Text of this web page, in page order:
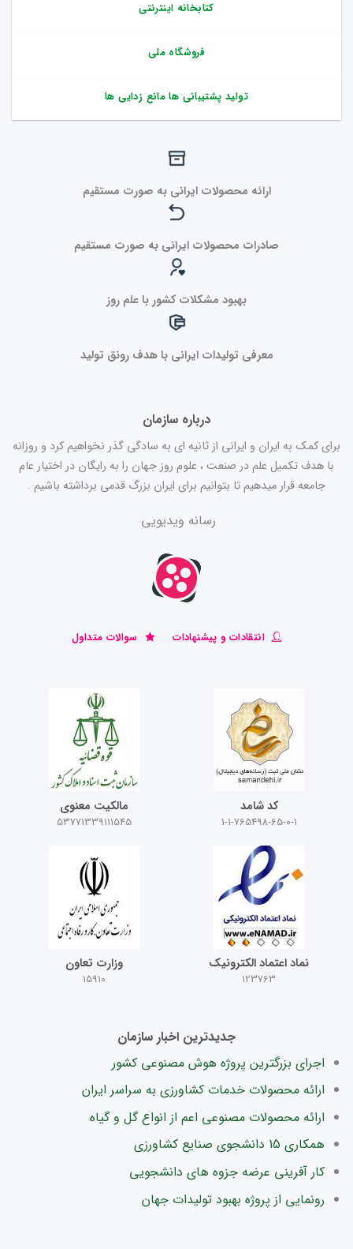
کتابخانه اینترنتی
فروشگاه ملی
تولید پشتیبانی ها مانع زدایی ها
ارائه محصولات ایرانی به صورت مستقیم
صادرات محصولات ایرانی به صورت مستقیم
بهبود مشکلات کشور با علم روز
معرفی تولیدات ایرانی با هدف رونق تولید
درباره سازمان
برای کمک به ایران و ایرانی از ثانیه ای به سادگی گذر نخواهیم کرد و روزانه
با هدف تکمیل علم در صنعت ، علوم روز جهان را به رایگان در اختیار عام
جامعه قرار میدهیم تا بتوانیم برای ایران بزرگ قدمی برداشته باشیم .
رسانه ویدیویی
انتقادات و پیشنهادات سوالات متداول
کد شامد
1-1-765498-65-0-1
مالکیت معنوی
53771339111545
نماد اعتماد الکترونیک
123763
وزارت تعاون
15910
جدیدترین اخبار سازمان
اجرای بزرگترین پروژه هوش مصنوعی کشور
ارائه محصولات خدمات کشاورزی به سراسر ایران
ارائه محصولات مصنوعی اعم از انواع گل و گیاه
همکاری 15 دانشجوی صنایع کشاورزی
کار آفرینی عرضه جزوه های دانشجویی
رونمایی از پروژه بهبود تولیدات جهان